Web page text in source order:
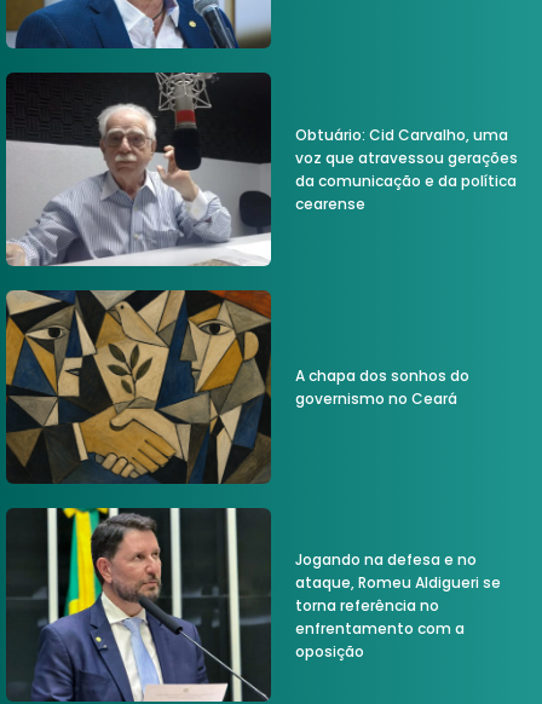
Obtuário: Cid Carvalho, uma
voz que atravessou gerações
da comunicação e da política
cearense
A chapa dos sonhos do
governismo no Ceará
Jogando na defesa e no
ataque, Romeu Aldigueri se
torna referência no
enfrentamento com a
oposição